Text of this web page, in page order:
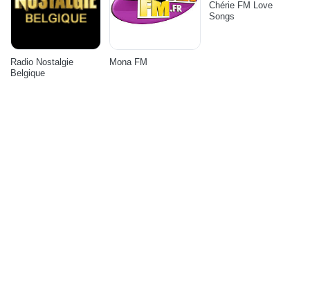
Radio Nostalgie
Belgique
Mona FM
Chérie FM Love
Songs